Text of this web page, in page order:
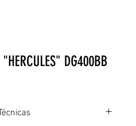
"HERCULES" DG400BB